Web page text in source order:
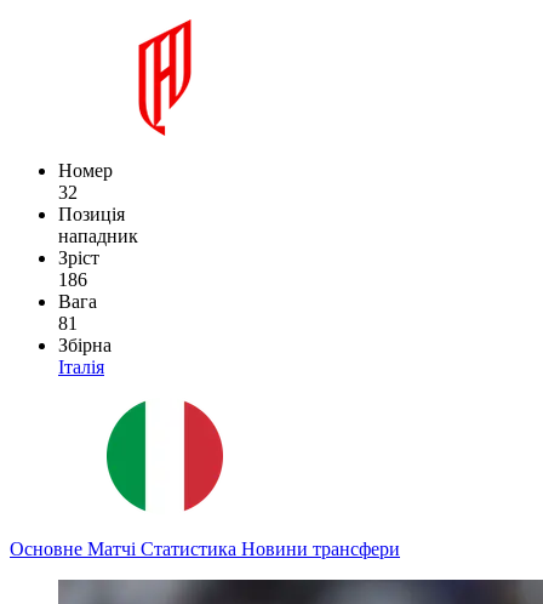
Номер
32
Позиція
нападник
Зріст
186
Вага
81
Збірна
Італія
Основне Матчі Статистика Новини трансфери